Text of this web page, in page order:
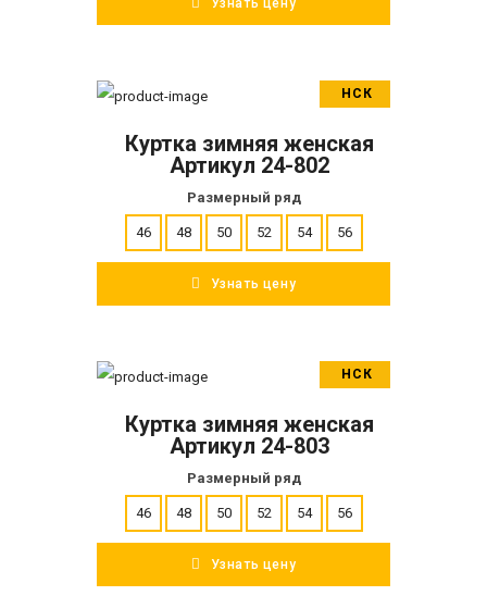
Узнать цену
НСК
ПОДРОБНЕЕ
Куртка зимняя женская
Артикул 24-802
Размерный ряд
46 48 50 52 54 56
Узнать цену
НСК
ПОДРОБНЕЕ
Куртка зимняя женская
Артикул 24-803
Размерный ряд
46 48 50 52 54 56
Узнать цену